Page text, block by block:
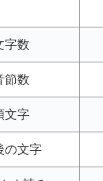
字数
節数
文字
の文字